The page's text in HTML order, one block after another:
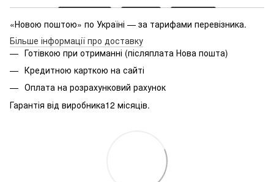
«Новою поштою» по Україні — за тарифами перевізника.
Більше інформації про доставку
Готівкою при отриманні (післяплата Нова пошта)
Кредитною карткою на сайті
Оплата на розрахунковий рахунок
Гарантія від виробника12 місяців.